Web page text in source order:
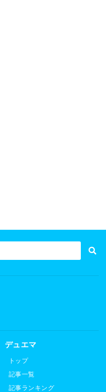
デュエマ
トップ
記事一覧
記事ランキング